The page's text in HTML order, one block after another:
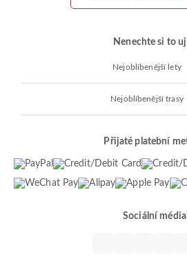
Nenechte si to
Nejoblíbenější lety
Nejoblíbenější trasy
Přijaté platební
Sociální média